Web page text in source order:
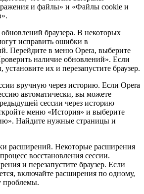
и файлы» и «Файлы cookie и
браузера. В некоторых
исправить ошибки в
Перейдите в меню Opera, выберите
наличие обновлений». Если
их и перезапустите браузер.
вручную через историю. Если Opera
автоматически, вы можете
сессии через историю
меню «История» и выберите
Найдите нужные страницы и
расширений. Некоторые расширения
восстановления сессии.
и перезапустите браузер. Если
включайте расширения по одному,
проблемы.